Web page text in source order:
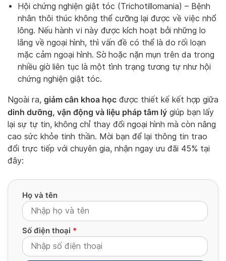
Hội chứng nghiện giật tóc (Trichotillomania) – Bệnh
nhân thôi thúc không thể cưỡng lại được về việc nhổ
lông. Nếu hành vi này được kích hoạt bởi những lo
lắng về ngoại hình, thì vấn đề có thể là do rối loạn
mặc cảm ngoại hình. Sờ hoặc nặn mụn trên da trong
nhiều giờ liên tục là một tình trạng tương tự như hội
chứng nghiện giật tóc.
Ngoài ra, giảm cân khoa học được thiết kế kết hợp giữa
dinh dưỡng, vận động và liệu pháp tâm lý giúp bạn lấy
lại sự tự tin, không chỉ thay đổi ngoại hình mà còn nâng
cao sức khỏe tinh thần. Mời bạn để lại thông tin trao
đổi trực tiếp với chuyên gia, nhận ngay ưu đãi 45% tại
đây:
Họ và tên
Số điện thoại *